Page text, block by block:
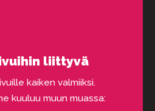
liittyvä
kaiken valmiiksi.
kuuluu muun muassa: